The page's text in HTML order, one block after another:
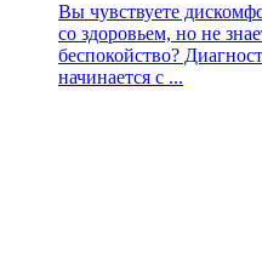
Вы чувствуете
со здоровьем, но не
беспокойство?
начинается с ...